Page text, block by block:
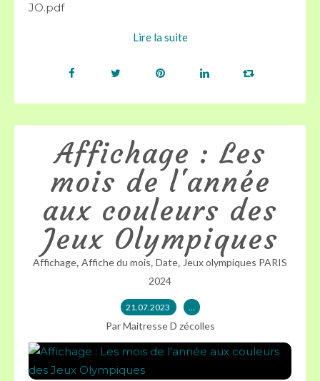
JO.pdf
Lire la suite
Affichage : Les
mois de l'année
aux couleurs des
Jeux Olympiques
Affichage, Affiche du mois, Date, Jeux olympiques PARIS
2024
21.07.2023 …
Par Maitresse D zécolles